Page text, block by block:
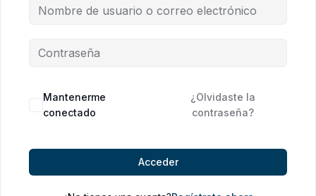
Alternative:
Mantenerme
conectado
¿Olvidaste la
contraseña?
Acceder